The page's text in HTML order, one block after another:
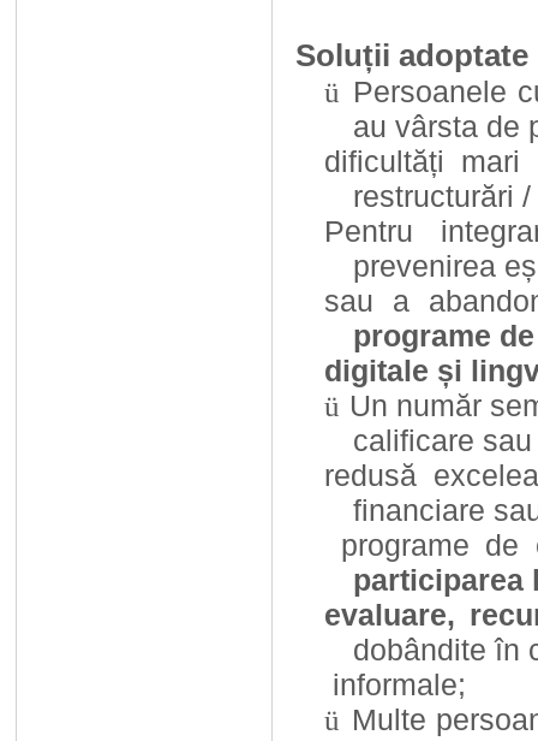
Soluții
ü Persoanele
au vârsta de
dificultăți
restructurări
Pentru
prevenirea
sau a
programe
digitale și
ü Un număr
calificare
redusă
financiare
programe de
participarea
evaluare,
dobândite în
informale;
ü Multe